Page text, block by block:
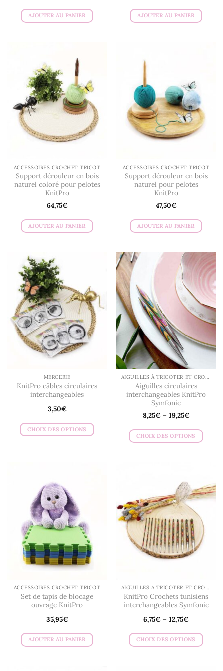
AJOUTER AU PANIER AJOUTER AU PANIER
ACCESSOIRES CROCHET TRICOT
Support dérouleur en bois
naturel coloré pour pelotes
KnitPro
64,75€
AJOUTER AU PANIER
ACCESSOIRES CROCHET TRICOT
Support dérouleur en bois
naturel pour pelotes
KnitPro
47,50€
AJOUTER AU PANIER
MERCERIE
KnitPro câbles circulaires
interchangeables
3,50€
CHOIX DES OPTIONS
variations.
Les
options
peuvent
être
sur
la
page
produit
AIGUILLES À TRICOTER ET CROCHETS
Aiguilles circulaires
interchangeables KnitPro
Symfonie
8,25€– 19,25€
CHOIX DES OPTIONS
variations.
Les
options
peuvent
être
choisies
sur
la
du
produit
ACCESSOIRES CROCHET TRICOT
Set de tapis de blocage
ouvrage KnitPro
35,95€
AJOUTER AU PANIER
AIGUILLES À TRICOTER ET CROCHETS
KnitPro Crochets tunisiens
interchangeables Symfonie
6,75€ – 12,75€
CHOIX DES OPTIONS